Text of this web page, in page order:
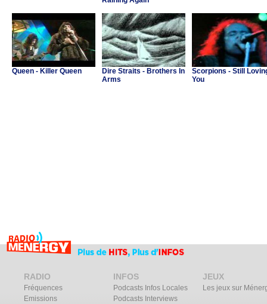
Queen - Killer Queen
Dire Straits - Brothers In
Arms
Scorpions - Still
You
RADIO
Fréquences
Emissions
INFOS
Podcasts Infos Locales
Podcasts Interviews
JEUX
Les jeux sur